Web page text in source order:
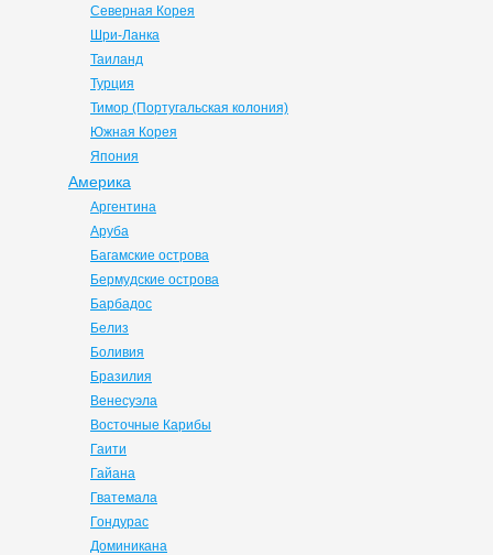
Северная Корея
Шри-Ланка
Таиланд
Турция
Тимор (Португальская колония)
Южная Корея
Япония
Америка
Аргентина
Аруба
Багамские острова
Бермудские острова
Барбадос
Белиз
Боливия
Бразилия
Венесуэла
Восточные Карибы
Гаити
Гайана
Гватемала
Гондурас
Доминикана